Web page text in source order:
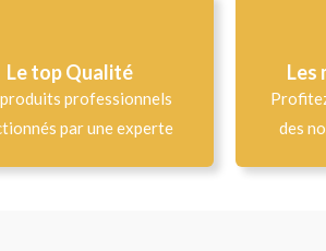
Le top Qualité​
professionnels
par une experte
Les
des